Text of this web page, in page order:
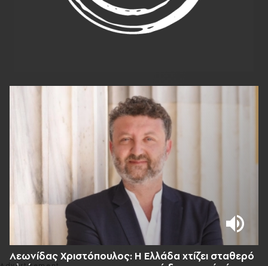
Λεωνίδας Χριστόπουλος: Η Ελλάδα χτίζει σταθερό